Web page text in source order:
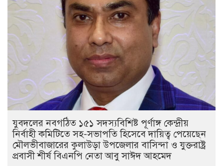
যুবদলের নবগঠিত ১৫১ সদস্যবিশিষ্ট পূর্ণাঙ্গ কেন্দ্রীয়
নির্বাহী কমিটিতে সহ-সভাপতি হিসেবে দায়িত্ব পেয়েছেন
মৌলভীবাজারের কুলাউড়া উপজেলার বাসিন্দা ও যুক্তরাষ্ট্র
প্রবাসী শীর্ষ বিএনপি নেতা আবু সাঈদ আহমেদ